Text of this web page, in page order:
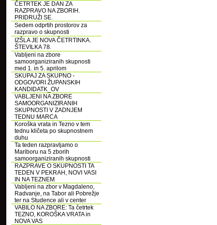
ČETRTEK JE DAN ZA
RAZPRAVO NA ZBORIH.
PRIDRUŽI SE.
Sedem odprtih prostorov za
razpravo o skupnosti
IZŠLA JE NOVA ČETRTINKA.
ŠTEVILKA 78.
Vabljeni na zbore
samoorganiziranih skupnosti
med 1. in 5. aprilom
SKUPAJ ZA SKUPNO -
ODGOVORI ŽUPANSKIH
KANDIDATK_OV
VABLJENI NA ZBORE
SAMOORGANIZIRANIH
SKUPNOSTI V ZADNJEM
TEDNU MARCA
Koroška vrata in Tezno v tem
tednu kličeta po skupnostnem
duhu
Ta teden razpravljamo o
Mariboru na 5 zborih
samoorganiziranih skupnosti
RAZPRAVE O SKUPNOSTI TA
TEDEN V PEKRAH, NOVI VASI
IN NA TEZNEM
Vabljeni na zbor v Magdaleno,
Radvanje, na Tabor ali Pobrežje
ter na Studence ali v center
VABILO NA ZBORE: Ta četrtek
TEZNO, KOROŠKA VRATA in
NOVA VAS